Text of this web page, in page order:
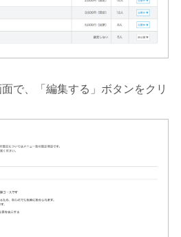
面で、「編集する」ボタンをクリ